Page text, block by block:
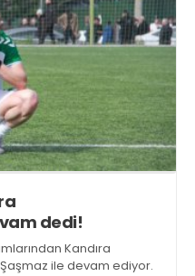
dedi!
Kandıra
ile devam ediyor.